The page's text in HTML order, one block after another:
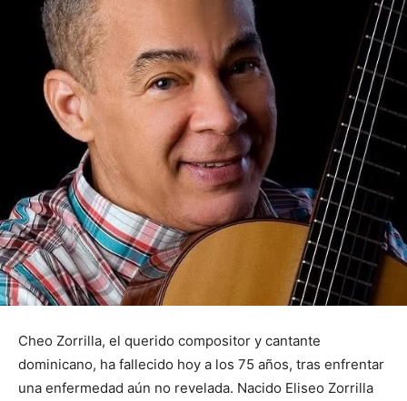
Cheo Zorrilla, el querido compositor y cantante
dominicano, ha fallecido hoy a los 75 años, tras enfrentar
una enfermedad aún no revelada. Nacido Eliseo Zorrilla